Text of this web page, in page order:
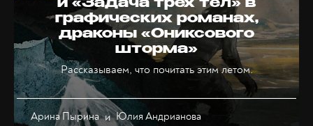
и «Задача трёх тел» в
графических романах,
драконы «Ониксового
шторма»
Рассказываем, что почитать этим летом.
Арина ПыринаиЮлия Андрианова